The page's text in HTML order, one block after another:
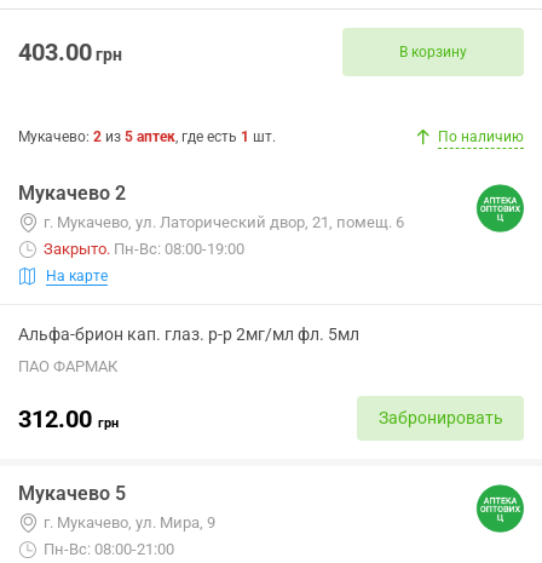
403.00грн В корзину
Мукачево: 2 из 5 аптек, где есть 1 шт. По наличию
Мукачево 2
г. Мукачево, ул. Латорический двор, 21, помещ. 6
Закрыто. Пн-Вс: 08:00-19:00
На карте
Альфа-брион кап. глаз. р-р 2мг/мл фл. 5мл
ПАО ФАРМАК
312.00 грн Забронировать
Мукачево 5
г. Мукачево, ул. Мира, 9
Пн-Вс: 08:00-21:00